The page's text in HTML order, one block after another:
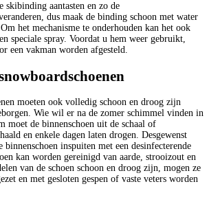
skibinding aantasten en zo de
dus maak de binding schoon met water
het mechanisme te onderhouden kan het ook
speciale spray. Voordat u hem weer gebruikt,
een vakman worden afgesteld.
moeten ook volledig schoon en droog zijn
Wie wil er na de zomer schimmel vinden in
moet de binnenschoen uit de schaal of
en enkele dagen laten drogen. Desgewenst
inspuiten met een desinfecterende
kan worden gereinigd van aarde, strooizout en
van de schoen schoon en droog zijn, mogen ze
en met gesloten gespen of vaste veters worden